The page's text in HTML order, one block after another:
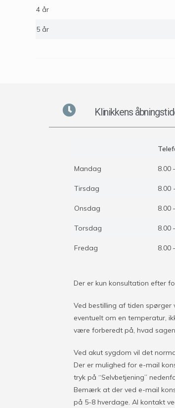
4 år
5 år
Klinikkens
Mandag 8.00
Tirsdag 8.00
Onsdag 8.00
Torsdag 8.00
Fredag 8.00
Der er kun konsultation efter
Ved bestilling af tiden spørger
eventuelt om en temperatur,
være forberedt på, hvad
Ved akut sygdom vil det
Der er mulighed for e-mail
tryk på “Selvbetjening”
Bemærk at der ved e-mail
på 5-8 hverdage. Al kontakt